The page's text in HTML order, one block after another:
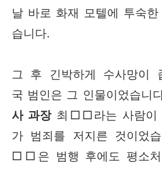
날 바로 화재 모텔에 투숙한
습니다.
그 후 긴박하게 수사망이
국 범인은 그 인물이었습니
사 과장최□□라는 사람이
가 범죄를 저지른 것이었
□□은 범행 후에도 평소처